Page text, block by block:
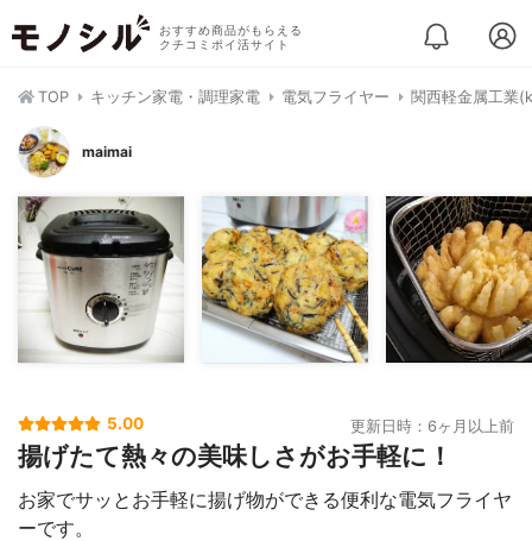
おすすめ商品がもらえる
クチコミポイ活サイト
TOP キッチン家電・調理家電 電気フライヤー 関西軽金属工業
maimai
5.00 更新日時：6ヶ月以上前
揚げたて熱々の美味しさがお手軽に！
お家でサッとお手軽に揚げ物ができる便利な電気フライヤ
ーです。